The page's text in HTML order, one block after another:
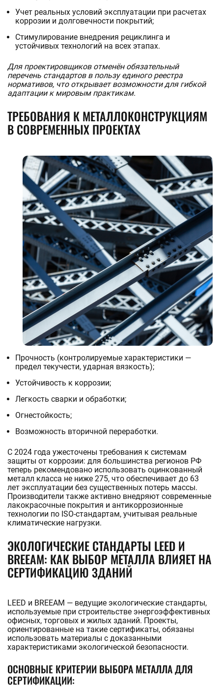
Учет реальных условий эксплуатации при расчетах
коррозии и долговечности покрытий;
Стимулирование внедрения рециклинга и
устойчивых технологий на всех этапах.
Для проектировщиков отменён обязательный
перечень стандартов в пользу единого реестра
нормативов, что открывает возможности для гибкой
адаптации к мировым практикам.
ТРЕБОВАНИЯ К МЕТАЛЛОКОНСТРУКЦИЯМ
В СОВРЕМЕННЫХ ПРОЕКТАХ
Прочность (контролируемые характеристики —
предел текучести, ударная вязкость);
Устойчивость к коррозии;
Легкость сварки и обработки;
Огнестойкость;
Возможность вторичной переработки.
С 2024 года ужесточены требования к системам
защиты от коррозии: для большинства регионов РФ
теперь рекомендовано использовать оцинкованный
металл класса не ниже 275, что обеспечивает до 63
лет эксплуатации без существенных потерь массы.
Производители также активно внедряют современные
лакокрасочные покрытия и антикоррозионные
технологии по ISO-стандартам, учитывая реальные
климатические нагрузки.
ЭКОЛОГИЧЕСКИЕ СТАНДАРТЫ LEED И
BREEAM: КАК ВЫБОР МЕТАЛЛА ВЛИЯЕТ НА
СЕРТИФИКАЦИЮ ЗДАНИЙ
LEED и BREEAM — ведущие экологические стандарты,
используемые при строительстве энергоэффективных
офисных, торговых и жилых зданий. Проекты,
ориентированные на такие сертификаты, обязаны
использовать материалы с доказанными
характеристиками экологической безопасности.
ОСНОВНЫЕ КРИТЕРИИ ВЫБОРА МЕТАЛЛА ДЛЯ
СЕРТИФИКАЦИИ: